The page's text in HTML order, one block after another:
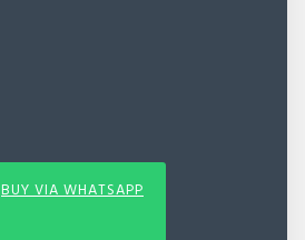
BUY VIA WHATSAPP